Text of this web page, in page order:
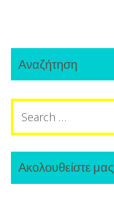
navigation
Primary
Sidebar
Αναζήτηση
Search
for:
Ακολουθείστε μας